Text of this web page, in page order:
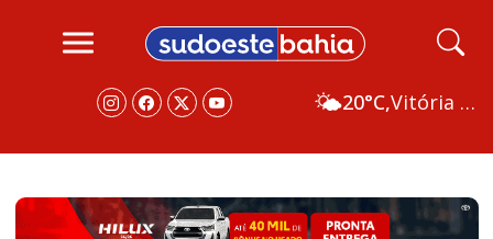
🌤️20°C, Vitória da Conquista